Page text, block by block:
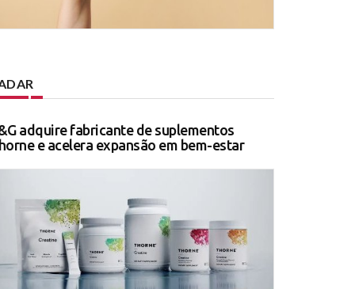
adquire fabricante de suplementos
e acelera expansão em bem-estar